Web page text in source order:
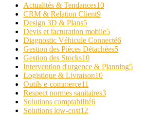
Actualités & Tendances10
CRM & Relation Client9
Design 3D & Plans5
Devis et facturation mobile5
Diagnostic Véhicule Connecté6
Gestion des Pièces Détachées5
Gestion des Stocks10
Intervention d'urgence & Planning5
Logistique & Livraison10
Outils e-commerce11
Respect normes sanitaires3
Solutions comptabilité6
Solutions low-cost12